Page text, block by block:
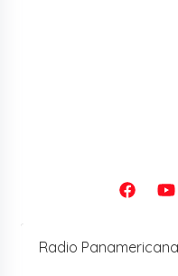
Radio Panamericana